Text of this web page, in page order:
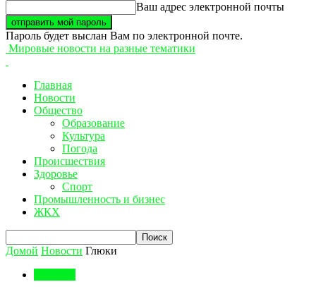
Ваш адрес электронной почты
Пароль будет выслан Вам по электронной почте.
Мировые новости на разные тематики
Главная
Новости
Общество
Образование
Культура
Погода
Происшествия
Здоровье
Спорт
Промышленность и бизнес
ЖКХ
Домой Новости Глюки